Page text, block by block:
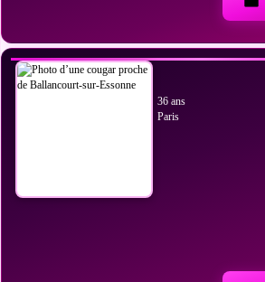
36 ans
Paris